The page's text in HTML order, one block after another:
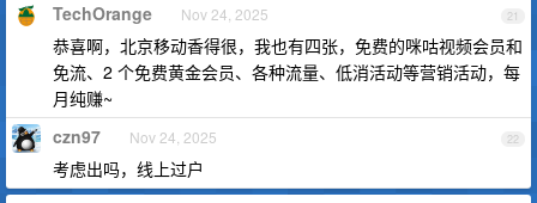
21
TechOrange Nov 24, 2025
恭喜啊，北京移动香得很，我也有四张，免费的咪咕视频会员和
免流、2 个免费黄金会员、各种流量、低消活动等营销活动，每
月纯赚~
22
czn97 Nov 24, 2025
考虑出吗，线上过户